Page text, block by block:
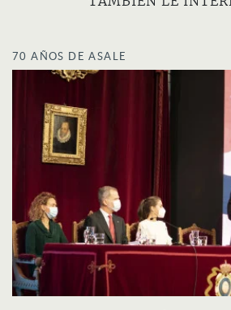
70 AÑOS DE ASALE